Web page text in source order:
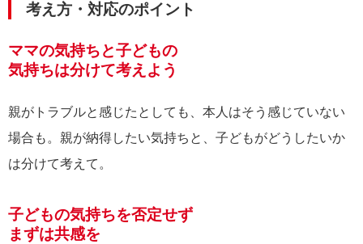
考え方・対応のポイント
ママの気持ちと子どもの
気持ちは分けて考えよう
親がトラブルと感じたとしても、本人はそう感じていない
場合も。親が納得したい気持ちと、子どもがどうしたいか
は分けて考えて。
子どもの気持ちを否定せず
まずは共感を